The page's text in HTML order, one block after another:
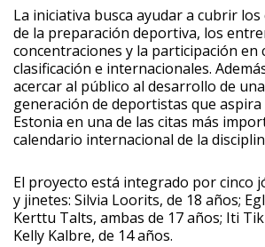
La iniciativa busca ayudar a cubrir
de la preparación deportiva, los
concentraciones y la participación en
clasificación e internacionales.
acercar al público al desarrollo de
generación de deportistas que
Estonia en una de las citas más
calendario internacional de la
El proyecto está integrado por cinco
y jinetes: Silvia Loorits, de 18 años;
Kerttu Talts, ambas de 17 años; Iti
Kelly Kalbre, de 14 años.